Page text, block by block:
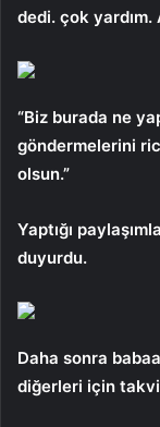
dedi. çok yardım.
“Biz burada ne
göndermelerini
olsun.”
Yaptığı
duyurdu.
Daha sonra
diğerleri için